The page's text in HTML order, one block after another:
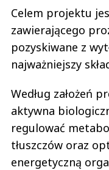
Celem projektu
zawierającego
pozyskiwane z
najważniejszy
Według założeń
aktywna
regulować
tłuszczów oraz
energetyczną